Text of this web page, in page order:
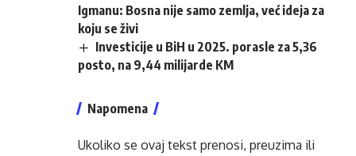
Igmanu: Bosna nije samo zemlja, već ideja za
koju se živi
Investicije u BiH u 2025. porasle za 5,36
posto, na 9,44 milijarde KM
Napomena
Ukoliko se ovaj tekst prenosi, preuzima ili